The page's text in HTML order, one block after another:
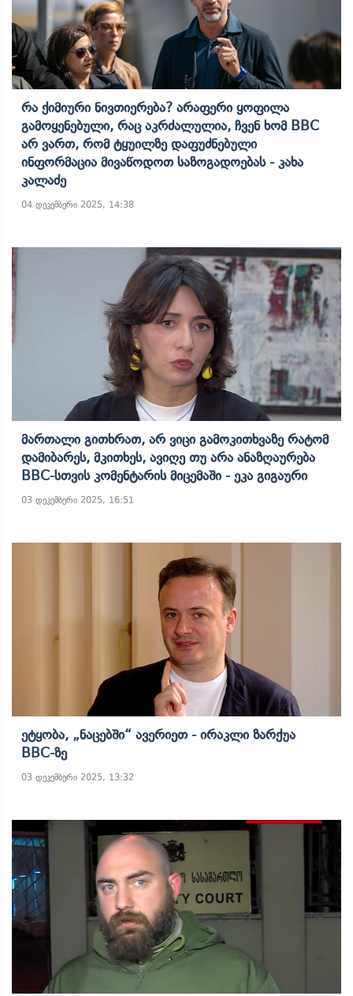
Რა Ქიმიური Ნივთიერება? Არაფერი Ყოფილა
Გამოყენებული, Რაც Აკრძალულია, Ჩვენ Ხომ BBC
Არ Ვართ, Რომ Ტყუილზე Დაფუძნებული
Ინფორმაცია Მივაწოდოთ Საზოგადოებას - Კახა
Კალაძე
04 დეკემბერი 2025, 14:38
Მართალი Გითხრათ, Არ Ვიცი Გამოკითხვაზე Რატომ
Დამიბარეს, Მკითხეს, Ავიღე Თუ Არა Ანაზღაურება
BBC-Სთვის Კომენტარის Მიცემაში - Ეკა Გიგაური
03 დეკემბერი 2025, 16:51
Ეტყობა, „ნაცებში“ Ავერიეთ - Ირაკლი Ზარქუა
BBC-Ზე
03 დეკემბერი 2025, 13:32